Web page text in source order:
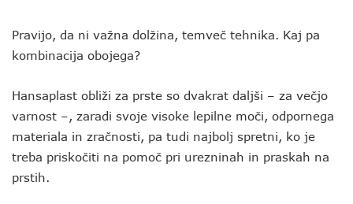
Pravijo, da ni važna dolžina, temveč tehnika. Kaj pa
kombinacija obojega?
Hansaplast obliži za prste so dvakrat daljši – za večjo
varnost –, zaradi svoje visoke lepilne moči, odpornega
materiala in zračnosti, pa tudi najbolj spretni, ko je
treba priskočiti na pomoč pri urezninah in praskah na
prstih.